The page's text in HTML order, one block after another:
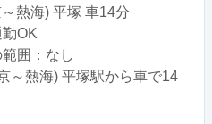
熱海) 平塚 車14分
OK
囲：なし
～熱海) 平塚駅から車で14